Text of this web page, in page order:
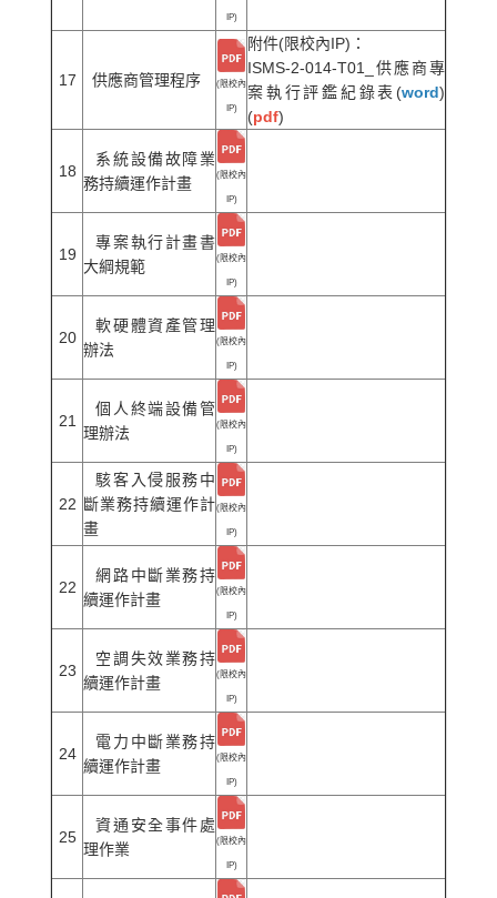
IP)
17 供應商管理程序 (限校內
IP)
附件(限校內IP)：
ISMS-2-014-T01_供應商專
案執行評鑑紀錄表(word)
(pdf)
18
系統設備故障業
務持續運作計畫
(限校內
IP)
19
專案執行計畫書
大綱規範
(限校內
IP)
20
軟硬體資產管理
辦法
(限校內
IP)
21
個人終端設備管
理辦法
(限校內
IP)
22
駭客入侵服務中
斷業務持續運作計
畫
(限校內
IP)
22
網路中斷業務持
續運作計畫
(限校內
IP)
23
空調失效業務持
續運作計畫
(限校內
IP)
24
電力中斷業務持
續運作計畫
(限校內
IP)
25
資通安全事件處
理作業
(限校內
IP)